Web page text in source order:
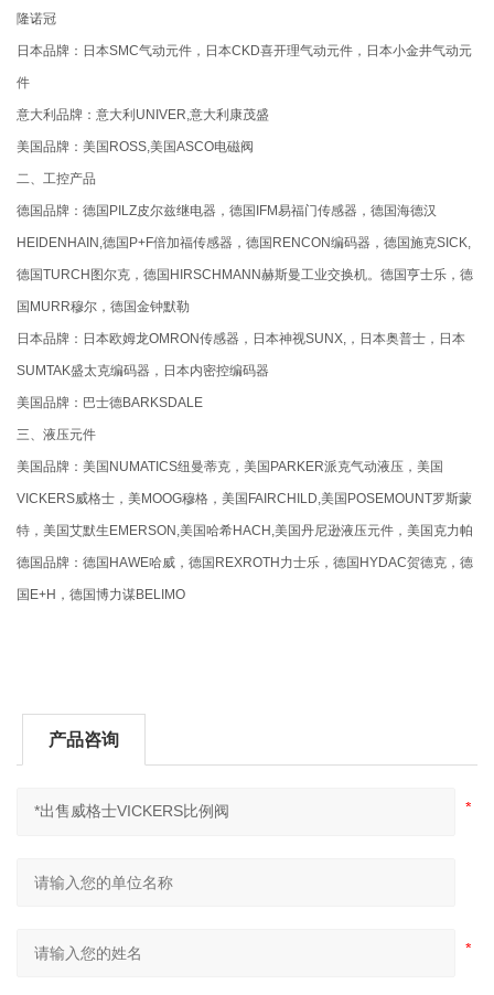
隆诺冠
日本品牌：日本SMC气动元件，日本CKD喜开理气动元件，日本小金井气动元
件
意大利品牌：意大利UNIVER,意大利康茂盛
美国品牌：美国ROSS,美国ASCO电磁阀
二、工控产品
德国品牌：德国PILZ皮尔兹继电器，德国IFM易福门传感器，德国海德汉
HEIDENHAIN,德国P+F倍加福传感器，德国RENCON编码器，德国施克SICK,
德国TURCH图尔克，德国HIRSCHMANN赫斯曼工业交换机。德国亨士乐，德
国MURR穆尔，德国金钟默勒
日本品牌：日本欧姆龙OMRON传感器，日本神视SUNX,，日本奥普士，日本
SUMTAK盛太克编码器，日本内密控编码器
美国品牌：巴士德BARKSDALE
三、液压元件
美国品牌：美国NUMATICS纽曼蒂克，美国PARKER派克气动液压，美国
VICKERS威格士，美MOOG穆格，美国FAIRCHILD,美国POSEMOUNT罗斯蒙
特，美国艾默生EMERSON,美国哈希HACH,美国丹尼逊液压元件，美国克力帕
德国品牌：德国HAWE哈威，德国REXROTH力士乐，德国HYDAC贺德克，德
国E+H，德国博力谋BELIMO
产品咨询